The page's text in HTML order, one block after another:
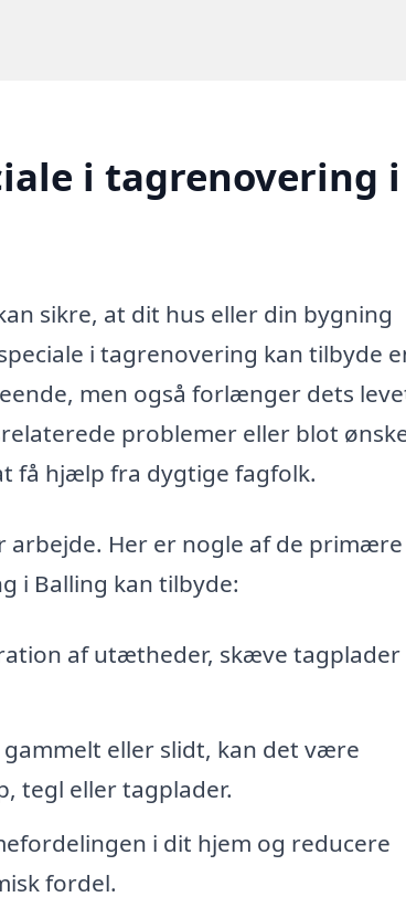
i tagrenovering i
sikre, at dit hus eller din bygning
i tagrenovering kan tilbyde
men også forlænger dets
problemer eller blot
få hjælp fra dygtige fagfolk.
Her er nogle af de primære
i Balling kan tilbyde:
af utætheder, skæve tagplader
gammelt eller slidt, kan det være
tegl eller tagplader.
i dit hjem og reducere
fordel.